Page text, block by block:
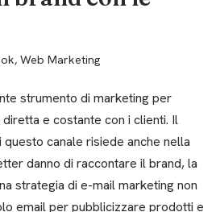
, Web Marketing
strumento di marketing per
e costante con i clienti. Il
canale risiede anche nella
danno di raccontare il brand, la
strategia di e-mail marketing non
email per pubblicizzare prodotti e